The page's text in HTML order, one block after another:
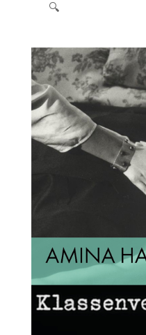
🔍